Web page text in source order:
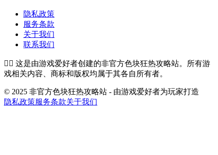
隐私政策
服务条款
关于我们
联系我们
👉🏻 这是由游戏爱好者创建的非官方色块狂热攻略站。所有游
戏相关内容、商标和版权均属于其各自所有者。
© 2025 非官方色块狂热攻略站 - 由游戏爱好者为玩家打造
隐私政策服务条款关于我们